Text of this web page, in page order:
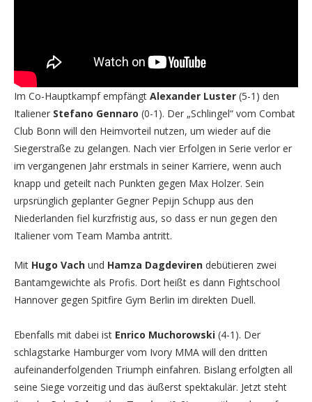
Im Co-Hauptkampf empfängt Alexander Luster (5-1) den
Italiener Stefano Gennaro (0-1). Der „Schlingel“ vom Combat
Club Bonn will den Heimvorteil nutzen, um wieder auf die
Siegerstraße zu gelangen. Nach vier Erfolgen in Serie verlor er
im vergangenen Jahr erstmals in seiner Karriere, wenn auch
knapp und geteilt nach Punkten gegen Max Holzer. Sein
urpsrünglich geplanter Gegner Pepijn Schupp aus den
Niederlanden fiel kurzfristig aus, so dass er nun gegen den
Italiener vom Team Mamba antritt.
Mit Hugo Vach und Hamza Dagdeviren debütieren zwei
Bantamgewichte als Profis. Dort heißt es dann Fightschool
Hannover gegen Spitfire Gym Berlin im direkten Duell.
Ebenfalls mit dabei ist Enrico Muchorowski (4-1). Der
schlagstarke Hamburger vom Ivory MMA will den dritten
aufeinanderfolgenden Triumph einfahren. Bislang erfolgten all
seine Siege vorzeitig und das äußerst spektakulär. Jetzt steht